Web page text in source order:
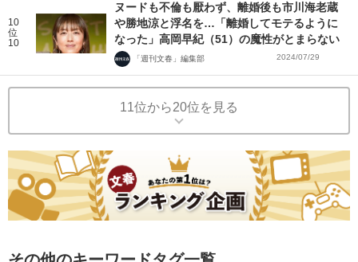
10
位
10
ヌードも不倫も厭わず、離婚後も市川海老蔵
や勝地涼と浮名を…「離婚してモテるように
なった」高岡早紀（51）の魔性がとまらない
「週刊文春」編集部 2024/07/29
11位から20位を見る